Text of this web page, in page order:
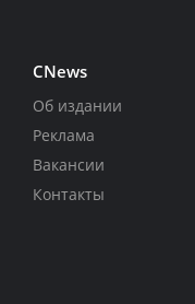
CNews
Об издании
Реклама
Вакансии
Контакты